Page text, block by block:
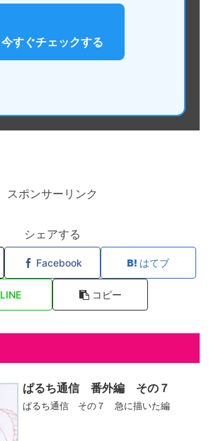
今すぐチェックする
スポンサーリンク
シェアする
Facebook はてブ
LINE コピー
ぱるち通信 番外編 その７
ぱるち通信 その７ 急に描いた編